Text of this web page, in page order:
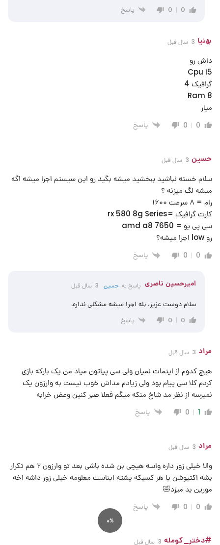
0%
0
0 پاسخ
بهنیا 3 سال قبل
داش رو
Cpu i5
گرافیک 4
Ram 8
میار
0
0 پاسخ
حسین 3 سال قبل
سلام خسته نباشید ببخشید میشه بگید رو این سیستم اجرا میشه اگه
میشه لگ میزنه ؟
رام = ۸ سرعت ۱۶۰۰
کارت گرافیک =rx 580 8g Series
سی پی یو = amd a8 7650
رو low اجرا میشه؟
0
0 پاسخ
امیرحسین ناصری پاسخ به حسین 3 سال قبل
سلام دوست عزیز، بله اجرا میشه مشکلی نداره.
0
0 پاسخ
مراد 3 سال قبل
هیچ کدوم از ایتمات نمیان ولی سی پیاتون میاد من یک بارکه بازی
کردم کلا سی پیام بود ولی زیادم مداش خوب نیست به وارزون یک
نمیرسه از نظر مد شاخ منکه میگم فعلا صبر کنین وعض خرابه
1
0 پاسخ
مراد 3 سال قبل
والا خیلی زور داره واسه هیچی بن شده باشی بعد تو وارزون ۲ هم تکرار
بشه اکتیوشن یا هر کسیکه پشته ایناست معلومه خیلی زور داشه اخه
مورین بد میزد🤣
0
0 پاسخ
#دختر_کومله 3 سال قبل